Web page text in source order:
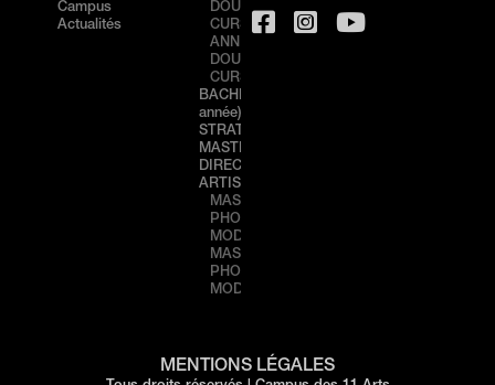
Campus
Actualités
DOUBLE
CURSUS
ANNÉE 2
DOUBLE
CURSUS
BACHELOR (3ème
année) IMAGE &
STRATÉGIE
MASTÈRE
DIRECTION
ARTISTIQUE 360°
MASTÈRE 1
PHOTO,
MODE & LUXE
MASTÈRE 2
PHOTO,
MODE & LUXE
PORTES
MENTIONS LÉGALES